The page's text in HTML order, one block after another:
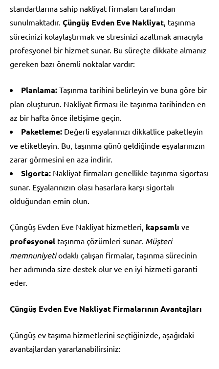
standartlarına sahip nakliyat firmaları tarafından
sunulmaktadır. Çüngüş Evden Eve Nakliyat , taşınma
sürecinizi kolaylaştırmak ve stresinizi azaltmak amacıyla
profesyonel bir hizmet sunar. Bu süreçte dikkate almanız
gereken bazı önemli noktalar vardır:
Planlama: Taşınma tarihini belirleyin ve buna göre bir
plan oluşturun. Nakliyat firması ile taşınma tarihinden en
az bir hafta önce iletişime geçin.
Paketleme: Değerli eşyalarınızı dikkatlice paketleyin
ve etiketleyin. Bu, taşınma günü geldiğinde eşyalarınızın
zarar görmesini en aza indirir.
Sigorta: Nakliyat firmaları genellikle taşınma sigortası
sunar. Eşyalarınızın olası hasarlara karşı sigortalı
olduğundan emin olun.
Çüngüş Evden Eve Nakliyat hizmetleri, kapsamlı ve
profesyonel taşınma çözümleri sunar. Müşteri
memnuniyetiodaklı çalışan firmalar, taşınma sürecinin
her adımında size destek olur ve en iyi hizmeti garanti
eder.
Çüngüş Evden Eve Nakliyat Firmalarının Avantajları
Çüngüş ev taşıma hizmetlerini seçtiğinizde, aşağıdaki
avantajlardan yararlanabilirsiniz: